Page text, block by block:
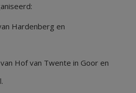
Hardenberg en
Hof van Twente in Goor en